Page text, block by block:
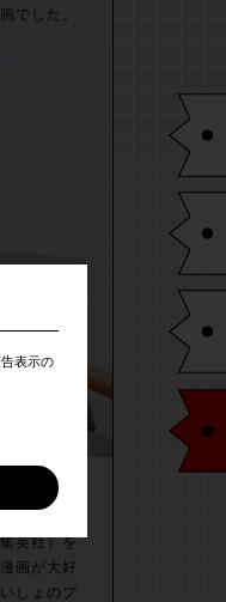
でした。
英社）を
画が大好
しょのプ
表示の